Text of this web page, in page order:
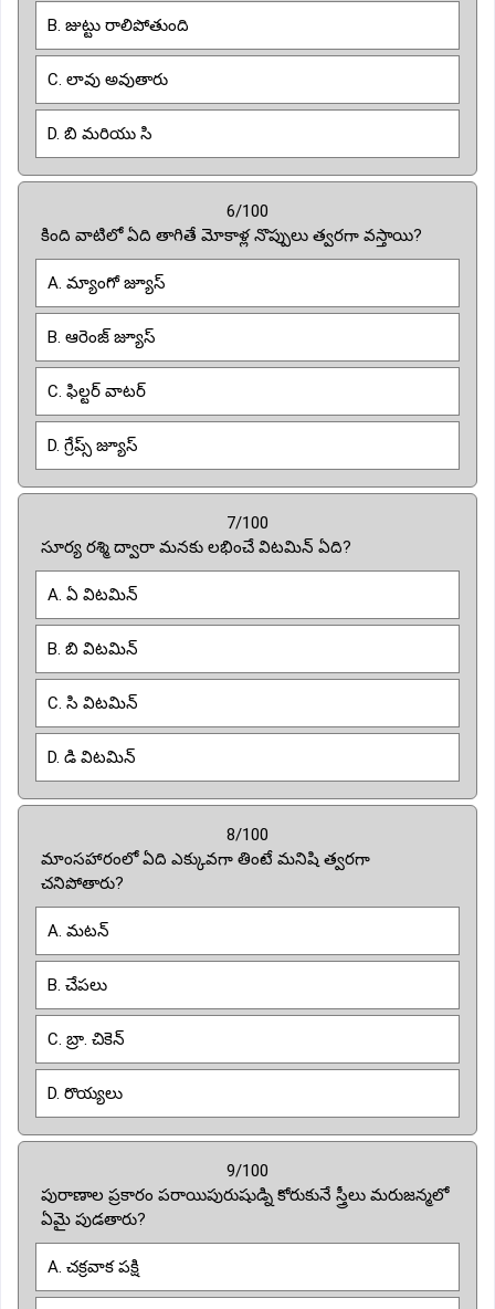
B. జుట్టు రాలిపోతుంది
C. లావు అవుతారు
D. బి మరియు సి
6/100
కింది వాటిలో ఏది తాగితే మోకాళ్ల నొప్పులు త్వరగా వస్తాయి?
A. మ్యాంగో జ్యూస్
B. ఆరెంజ్ జ్యూస్
C. ఫిల్టర్ వాటర్
D. గ్రేప్స్ జ్యూస్
7/100
సూర్య రశ్మి ద్వారా మనకు లభించే విటమిన్ ఏది?
A. ఏ విటమిన్
B. బి విటమిన్
C. సి విటమిన్
D. డి విటమిన్
8/100
మాంసహారంలో ఏది ఎక్కువగా తింటే మనిషి త్వరగా
చనిపోతారు?
A. మటన్
B. చేపలు
C. బ్రా. చికెన్
D. రొయ్యలు
9/100
పురాణాల ప్రకారం పరాయిపురుషుడ్ని కోరుకునే స్త్రీలు మరుజన్మలో
ఏమై పుడతారు?
A. చక్రవాక పక్షి